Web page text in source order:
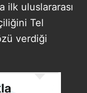
ilk uluslararası
Tel
verdiği